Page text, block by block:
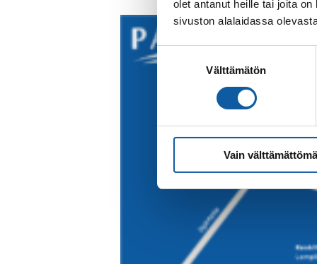
olet antanut heille tai joita
sivuston alalaidassa
Suostumuksen
Välttämätön
Vain